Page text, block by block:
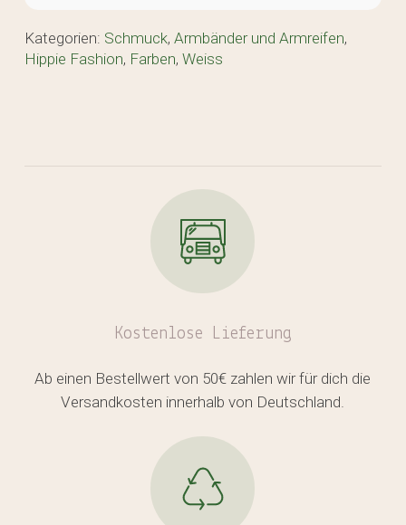
Kategorien: Schmuck, Armbänder und Armreifen,
Hippie Fashion, Farben, Weiss
Kostenlose Lieferung
Ab einen Bestellwert von 50€ zahlen wir für dich die
Versandkosten innerhalb von Deutschland.